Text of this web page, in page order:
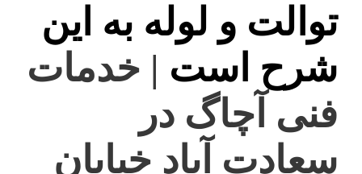
توالت و لوله به این
شرح است | خدمات
فنی آچاگ در
سعادت آباد خیابان